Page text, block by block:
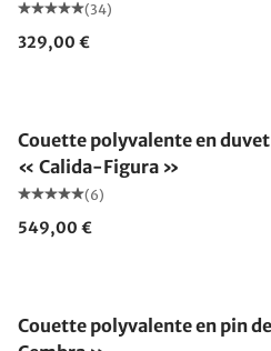
(34)
329,00 €
Couette polyvalente en
« Calida-Figura »
(6)
549,00 €
Couette polyvalente en pin